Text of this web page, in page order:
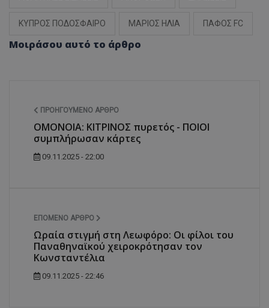
ΚΥΠΡΟΣ ΠΟΔΟΣΦΑΙΡΟ ΜΑΡΙΟΣ ΗΛΙΑ ΠΑΦΟΣ FC
Μοιράσου αυτό το άρθρο
ΠΡΟΗΓΟΎΜΕΝΟ ΆΡΘΡΟ
ΟΜΟΝΟΙΑ: ΚΙΤΡΙΝΟΣ πυρετός - ΠΟΙΟΙ
συμπλήρωσαν κάρτες
09.11.2025 - 22:00
ΕΠΌΜΕΝΟ ΆΡΘΡΟ
Ωραία στιγμή στη Λεωφόρο: Οι φίλοι του
Παναθηναϊκού χειροκρότησαν τον
Κωνσταντέλια
09.11.2025 - 22:46